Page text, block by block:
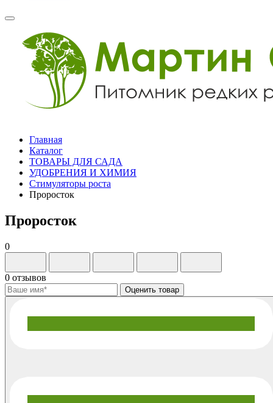
Главная
Каталог
ТОВАРЫ ДЛЯ САДА
УДОБРЕНИЯ И ХИМИЯ
Стимуляторы роста
Проросток
Проросток
0
0 отзывов